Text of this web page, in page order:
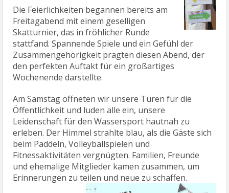
Die Feierlichkeiten begannen bereits am
Freitagabend mit einem geselligen
Skatturnier, das in fröhlicher Runde
stattfand. Spannende Spiele und ein Gefühl der
Zusammengehörigkeit prägten diesen Abend, der
den perfekten Auftakt für ein großartiges
Wochenende darstellte.
Am Samstag öffneten wir unsere Türen für die
Öffentlichkeit und luden alle ein, unsere
Leidenschaft für den Wassersport hautnah zu
erleben. Der Himmel strahlte blau, als die Gäste sich
beim Paddeln, Volleyballspielen und
Fitnessaktivitäten vergnügten. Familien, Freunde
und ehemalige Mitglieder kamen zusammen, um
Erinnerungen zu teilen und neue zu schaffen.